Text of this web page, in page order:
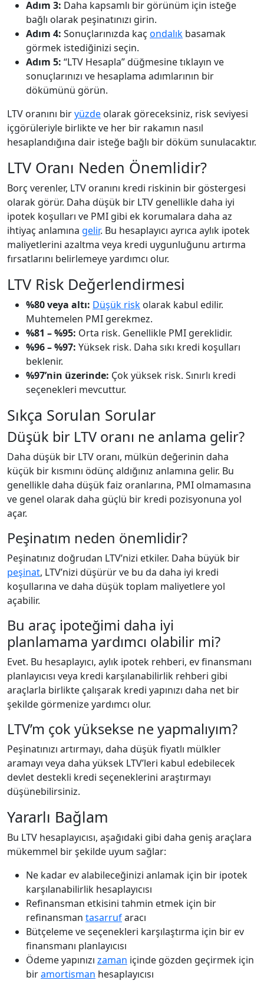
Adım 3: Daha kapsamlı bir görünüm için isteğe
bağlı olarak peşinatınızı girin.
Adım 4: Sonuçlarınızda kaç ondalık basamak
görmek istediğinizi seçin.
Adım 5: “LTV Hesapla” düğmesine tıklayın ve
sonuçlarınızı ve hesaplama adımlarının bir
dökümünü görün.
LTV oranını biryüzde olarak göreceksiniz, risk seviyesi
içgörüleriyle birlikte ve her bir rakamın nasıl
hesaplandığına dair isteğe bağlı bir döküm sunulacaktır.
LTV Oranı Neden Önemlidir?
Borç verenler, LTV oranını kredi riskinin bir göstergesi
olarak görür. Daha düşük bir LTV genellikle daha iyi
ipotek koşulları ve PMI gibi ek korumalara daha az
ihtiyaç anlamına gelir. Bu hesaplayıcı ayrıca aylık ipotek
maliyetlerini azaltma veya kredi uygunluğunu artırma
fırsatlarını belirlemeye yardımcı olur.
LTV Risk Değerlendirmesi
%80 veya altı: Düşük risk olarak kabul edilir.
Muhtemelen PMI gerekmez.
%81 – %95: Orta risk. Genellikle PMI gereklidir.
%96 – %97: Yüksek risk. Daha sıkı kredi koşulları
beklenir.
%97’nin üzerinde: Çok yüksek risk. Sınırlı kredi
seçenekleri mevcuttur.
Sıkça Sorulan Sorular
Düşük bir LTV oranı ne anlama gelir?
Daha düşük bir LTV oranı, mülkün değerinin daha
küçük bir kısmını ödünç aldığınız anlamına gelir. Bu
genellikle daha düşük faiz oranlarına, PMI olmamasına
ve genel olarak daha güçlü bir kredi pozisyonuna yol
açar.
Peşinatım neden önemlidir?
Peşinatınız doğrudan LTV’nizi etkiler. Daha büyük bir
peşinat, LTV’nizi düşürür ve bu da daha iyi kredi
koşullarına ve daha düşük toplam maliyetlere yol
açabilir.
Bu araç ipoteğimi daha iyi
planlamama yardımcı olabilir mi?
Evet. Bu hesaplayıcı, aylık ipotek rehberi, ev finansmanı
planlayıcısı veya kredi karşılanabilirlik rehberi gibi
araçlarla birlikte çalışarak kredi yapınızı daha net bir
şekilde görmenize yardımcı olur.
LTV’m çok yüksekse ne yapmalıyım?
Peşinatınızı artırmayı, daha düşük fiyatlı mülkler
aramayı veya daha yüksek LTV’leri kabul edebilecek
devlet destekli kredi seçeneklerini araştırmayı
düşünebilirsiniz.
Yararlı Bağlam
Bu LTV hesaplayıcısı, aşağıdaki gibi daha geniş araçlara
mükemmel bir şekilde uyum sağlar:
Ne kadar ev alabileceğinizi anlamak için bir ipotek
karşılanabilirlik hesaplayıcısı
Refinansman etkisini tahmin etmek için bir
refinansman tasarrufaracı
Bütçeleme ve seçenekleri karşılaştırma için bir ev
finansmanı planlayıcısı
Ödeme yapınızı zaman içinde gözden geçirmek için
biramortisman hesaplayıcısı